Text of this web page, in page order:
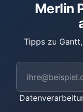
Merlin
Tipps zu